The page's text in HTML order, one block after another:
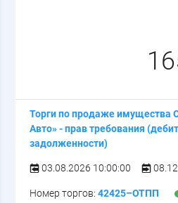
Торги по продаже имущества
Авто» - прав требования
задолженности)
03.08.2026 10:00:00
Номер торгов:42425–ОТПП